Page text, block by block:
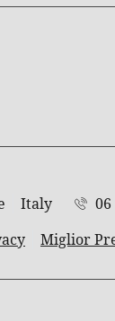
Italy 06
Miglior